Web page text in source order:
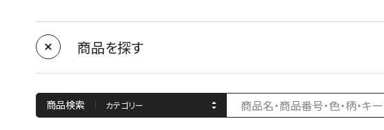
商品を探す
商品検索